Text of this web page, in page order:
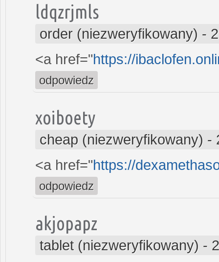
ldqzrjmls
order (niezweryfikowany) -
<a href="https://
odpowiedz
xoiboety
cheap (niezweryfikowany) -
<a href="https://
odpowiedz
akjopapz
tablet (niezweryfikowany) -